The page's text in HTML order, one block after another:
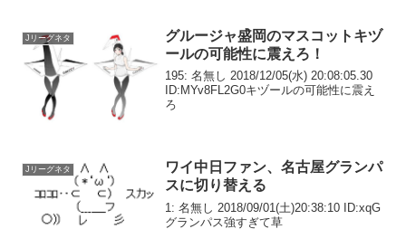
Jリーグネタ
グルージャ盛岡のマスコットキヅ
ールの可能性に震えろ！
195: 名無し 2018/12/05(水) 20:08:05.30
ID:MYv8FL2G0キヅールの可能性に震え
ろ
Jリーグネタ
ワイ中日ファン、名古屋グランパ
スに切り替える
1: 名無し 2018/09/01(土)20:38:10 ID:xqG
グランパス強すぎて草